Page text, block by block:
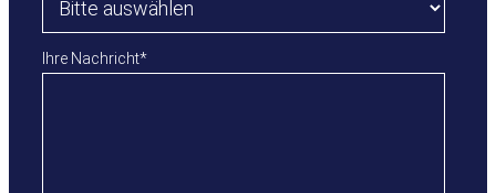
Ihre Nachricht*